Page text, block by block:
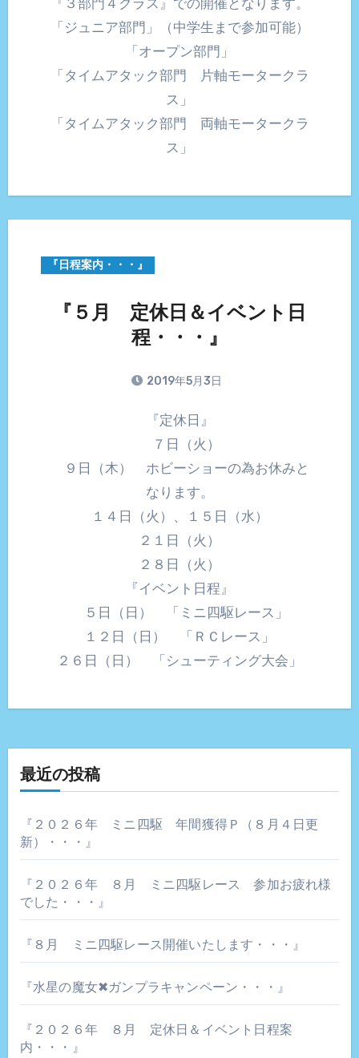
「ジュニア部門」（中学生まで参加可能）
「オープン部門」
「タイムアタック部門 片軸モータークラ
ス」
「タイムアタック部門 両軸モータークラ
ス」
『日程案内・・・』
『５月 定休日＆イベント日
程・・・』
2019年5月3日
『定休日』
７日（火）
９日（木） ホビーショーの為お休みと
なります。
１４日（火）、１５日（水）
２１日（火）
２８日（火）
『イベント日程』
５日（日） 「ミニ四駆レース」
１２日（日） 「ＲＣレース」
２６日（日） 「シューティング大会」
最近の投稿
『２０２６年 ミニ四駆 年間獲得Ｐ（８月４日更
新）・・・』
『２０２６年 ８月 ミニ四駆レース 参加お疲れ様
でした・・・』
『８月 ミニ四駆レース開催いたします・・・』
『水星の魔女✖ガンプラキャンペーン・・・』
『２０２６年 ８月 定休日＆イベント日程案
内・・・』